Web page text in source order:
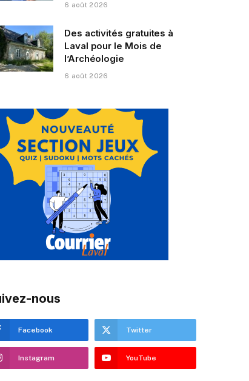
6 août 2026
Des activités gratuites à
Laval pour le Mois de
l’Archéologie
6 août 2026
nous
Facebook Twitter
Instagram YouTube